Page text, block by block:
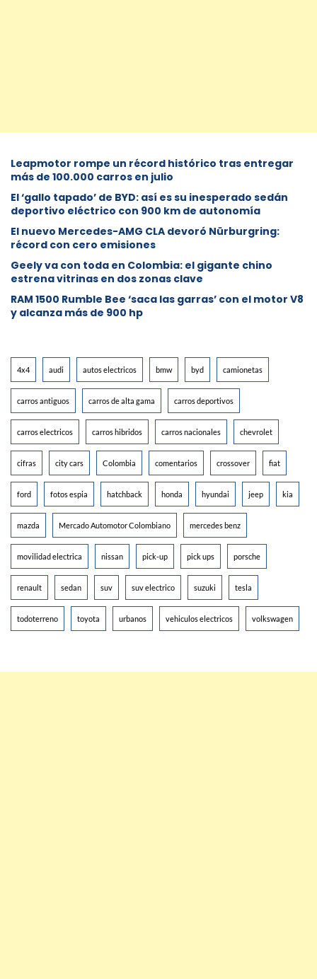
Leapmotor rompe un récord histórico tras entregar
más de 100.000 carros en julio
El ‘gallo tapado’ de BYD: así es su inesperado sedán
deportivo eléctrico con 900 km de autonomía
El nuevo Mercedes-AMG CLA devoró Nürburgring:
récord con cero emisiones
Geely va con toda en Colombia: el gigante chino
estrena vitrinas en dos zonas clave
RAM 1500 Rumble Bee ‘saca las garras’ con el motor V8
y alcanza más de 900 hp
4x4 audi autos electricos bmw byd camionetas
carros antiguos carros de alta gama carros deportivos
carros electricos carros hibridos carros nacionales chevrolet
cifras city cars Colombia comentarios crossover fiat
ford fotos espia hatchback honda hyundai jeep kia
mazda Mercado Automotor Colombiano mercedes benz
movilidad electrica nissan pick-up pick ups porsche
renault sedan suv suv electrico suzuki tesla
todoterreno toyota urbanos vehiculos electricos volkswagen